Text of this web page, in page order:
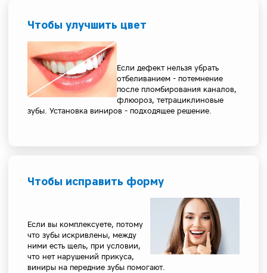
Чтобы улучшить цвет
Если дефект нельзя убрать
отбеливанием - потемнение
после пломбирования каналов,
флюороз, тетрациклиновые
зубы. Установка виниров - подходящее решение.
Чтобы исправить форму
Если вы комплексуете, потому
что зубы искривлены, между
ними есть щель, при условии,
что нет нарушений прикуса,
виниры на передние зубы помогают.